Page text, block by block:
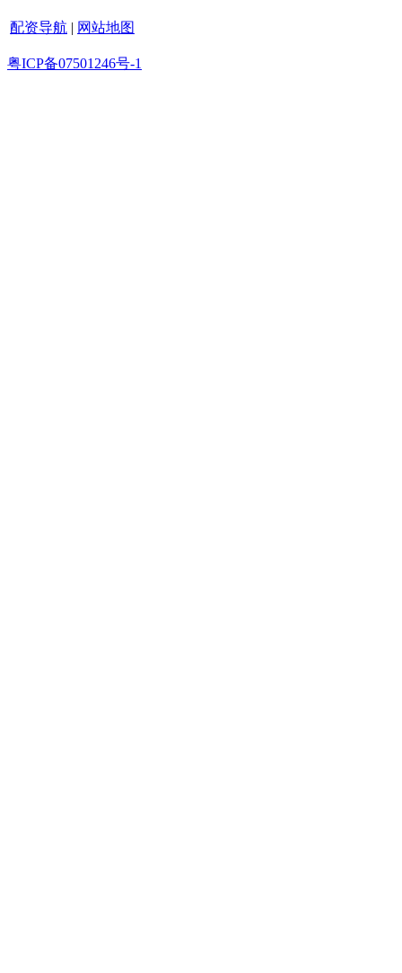
配资导航 | 网站地图
粤ICP备07501246号-1